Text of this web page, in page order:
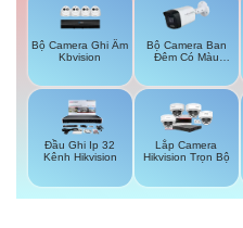
Bộ Camera Ghi Âm
Kbvision
Bộ Camera Ban
Đêm Có Màu
Đầu Ghi Ip 32
Kênh Hikvision
Lắp Camera
Hikvision Trọn Bộ